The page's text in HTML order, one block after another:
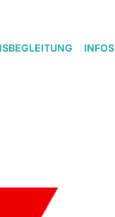
INFOS